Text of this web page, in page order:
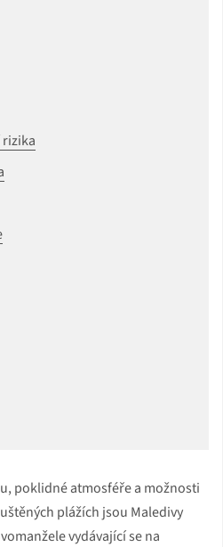
poklidné atmosféře a možnosti
plážích jsou Maledivy
vydávající se na